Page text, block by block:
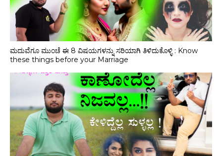
ಮದುವೆಗೂ ಮುಂಚೆ ಈ 8 ವಿಷಯಗಳನ್ನು ಸರಿಯಾಗಿ ತಿಳಿದುಕೊಳ್ಳಿ : Know
these things before your Marriage